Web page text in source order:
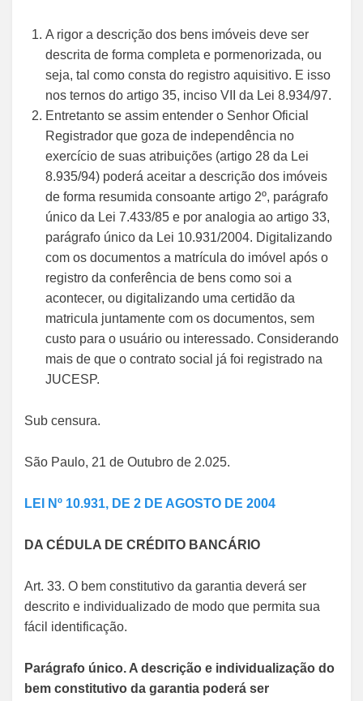
A rigor a descrição dos bens imóveis deve ser
descrita de forma completa e pormenorizada, ou
seja, tal como consta do registro aquisitivo. E isso
nos ternos do artigo 35, inciso VII da Lei 8.934/97.
Entretanto se assim entender o Senhor Oficial
Registrador que goza de independência no
exercício de suas atribuições (artigo 28 da Lei
8.935/94) poderá aceitar a descrição dos imóveis
de forma resumida consoante artigo 2º, parágrafo
único da Lei 7.433/85 e por analogia ao artigo 33,
parágrafo único da Lei 10.931/2004. Digitalizando
com os documentos a matrícula do imóvel após o
registro da conferência de bens como soi a
acontecer, ou digitalizando uma certidão da
matricula juntamente com os documentos, sem
custo para o usuário ou interessado. Considerando
mais de que o contrato social já foi registrado na
JUCESP.
Sub censura.
São Paulo, 21 de Outubro de 2.025.
LEI Nº 10.931, DE 2 DE AGOSTO DE 2004
DA CÉDULA DE CRÉDITO BANCÁRIO
Art. 33. O bem constitutivo da garantia deverá ser
descrito e individualizado de modo que permita sua
fácil identificação.
Parágrafo único. A descrição e individualização do
bem constitutivo da garantia poderá ser